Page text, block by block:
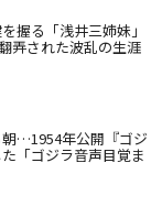
握る「浅井三姉妹」
弄された波乱の生涯
…1954年公開『ゴジ
「ゴジラ音声目覚ま